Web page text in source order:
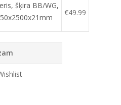
šķira BB/WG,
€49.99